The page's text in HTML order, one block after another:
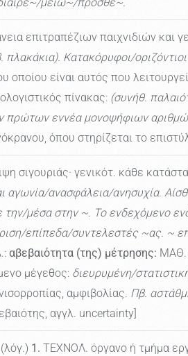
επιτραπέζιων παιχνιδιών και
Κατακόρυφοι/
οποίου είναι αυτός που
πίνακας: (συνήθ.
πρώτων εννέα μονοψήφιων
όπου στηρίζεται το
σιγουριάς· γενικότ. κάθε
αγωνία/ανασφάλεια/ανησυχία.
μέσα στην ~. Το ενδεχόμενο
επίπεδα/συντελεστές ~ας. ~
αβεβαιότητα (της) μέτρησης: ΜΑΘ.
μέγεθος: διευρυμένη/
αμφιβολίας. Πβ.
αγγλ. uncertainty]
1. ΤΕΧΝΟΛ. όργανο ή τμήμα